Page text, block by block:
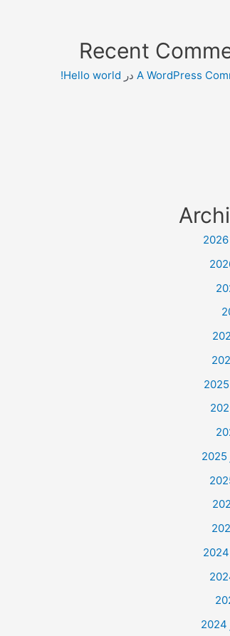
Recent
A WordPress در Hello world!